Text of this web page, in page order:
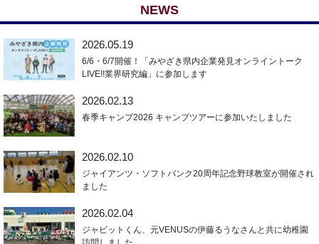
NEWS
2026.05.19
6/6・6/7開催！「みやざき県内企業発見オンライントーク
LIVE!!業界研究編」に参加します
2026.02.13
春季キャンプ2026 キャンプツアーに参加いたしました
2026.02.10
ジャイアンツ・ソフトバンク20周年記念野球教室が開催され
ました
2026.02.04
ジャビットくん、元VENUSの伊藤るうなさんと共に幼稚園